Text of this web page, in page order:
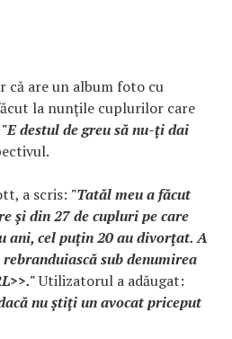
că are un album foto cu
la nunţile cuplurilor care
"E destul de greu să nu-ţi dai
a scris: "Tatăl meu a făcut
şi din 27 de cupluri pe care
ani, cel puţin 20 au divorţat. A
rebranduiască sub denumirea
Utilizatorul a adăugat:
nu ştiţi un avocat priceput